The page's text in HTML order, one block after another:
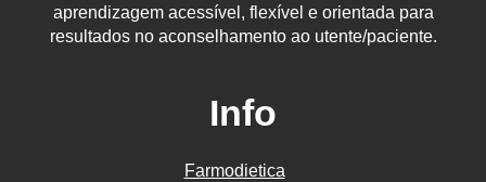
aprendizagem acessível, flexível e orientada para
resultados no aconselhamento ao utente/paciente.
Info
Farmodietica